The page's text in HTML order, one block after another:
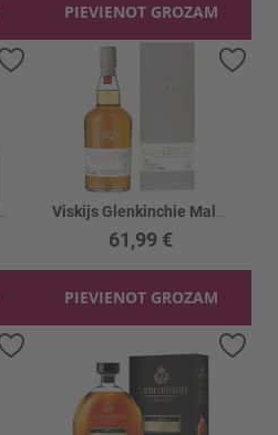
PIEVIENOT GROZAM
61,99 €
PIEVIENOT GROZAM